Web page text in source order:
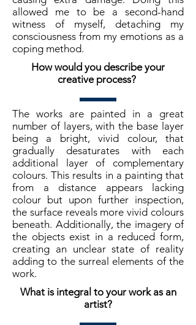
allowed me to be a second-hand
witness of myself, detaching my
consciousness from my emotions as a
coping method.
How would you describe your
creative process?
The works are painted in a great
number of layers, with the base layer
being a bright, vivid colour, that
gradually desaturates with each
additional layer of complementary
colours. This results in a painting that
from a distance appears lacking
colour but upon further inspection,
the surface reveals more vivid colours
beneath. Additionally, the imagery of
the objects exist in a reduced form,
creating an unclear state of reality
adding to the surreal elements of the
work.
What is integral to your work as an
artist?